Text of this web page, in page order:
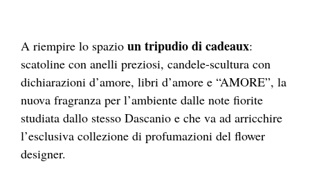
A riempire lo spazio un tripudio di cadeaux:
scatoline con anelli preziosi, candele-scultura con
dichiarazioni d’amore, libri d’amore e “AMORE”, la
nuova fragranza per l’ambiente dalle note fiorite
studiata dallo stesso Dascanio e che va ad arricchire
l’esclusiva collezione di profumazioni del flower
designer.